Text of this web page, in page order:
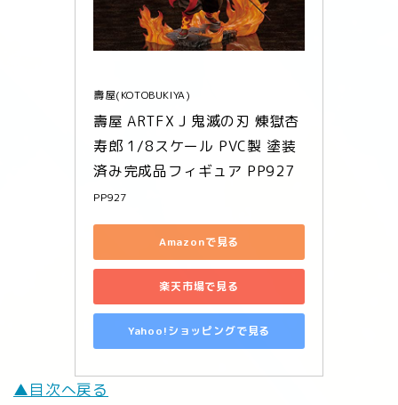
壽屋(KOTOBUKIYA)
壽屋 ARTFX J 鬼滅の刃 煉獄杏
寿郎 1/8スケール PVC製 塗装
済み完成品フィギュア PP927
PP927
Amazonで見る
楽天市場で見る
Yahoo!ショッピングで見る
▲目次へ戻る